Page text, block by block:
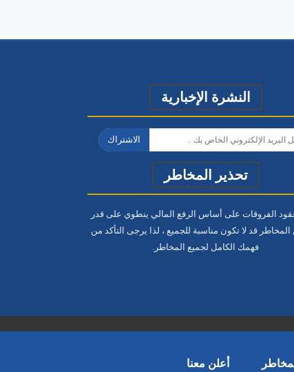
النشرة الإخبارية
الاشتراك
تحذير المخاطر
الفروقات على أساس الرفع المالي ينطوي على قدر
المخاطر قد لا تكون مناسبة للجميع ، لذا يرجى التأكد من
فهمك الكامل لجميع المخاطر.
أعلن معنا